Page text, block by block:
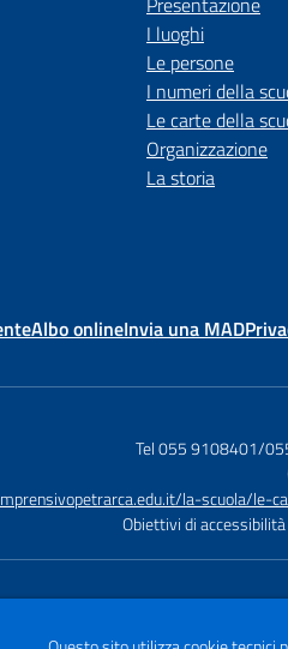
I luoghi
Le persone
I numeri della
Le carte della
Organizzazione
La storia
Albo onlineInvia una MAD
Tel 055 9108401/
la-scuola/le-
Obiettivi di